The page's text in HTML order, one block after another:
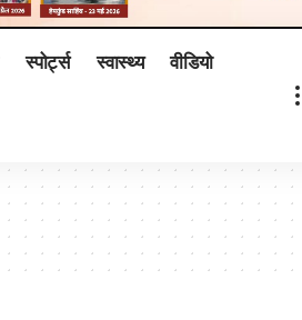
स्पोर्ट्स स्वास्थ्य वीडियो